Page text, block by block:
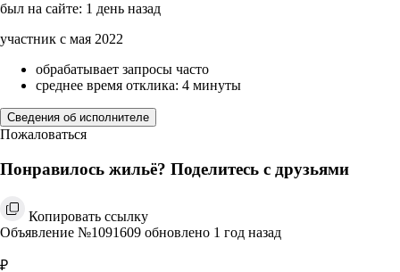
был на сайте: 1 день назад
участник с мая 2022
обрабатывает запросы часто
среднее время отклика: 4 минуты
Сведения об исполнителе
Пожаловаться
Понравилось жильё? Поделитесь с друзьями
Копировать ссылку
Объявление №1091609 обновлено 1 год назад
₽